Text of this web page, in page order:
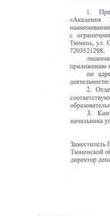
Max